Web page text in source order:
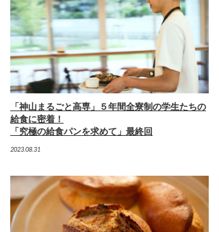
「神山まるごと高専」５年間全寮制の学生たちの
給食に密着！
「究極の給食パンを求めて」最終回
2023.08.31